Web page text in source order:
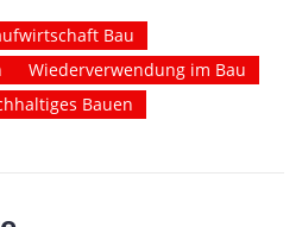
Bau
Wiederverwendung im Bau
Bauen